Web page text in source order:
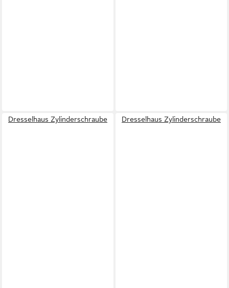
Dresselhaus Zylinderschraube Dresselhaus Zylinderschraube